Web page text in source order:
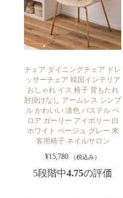
チェア ダイニングチェア ドレ
ッサーチェア 韓国インテリア
おしゃれ イス 椅子 背もたれ
肘掛けなし アームレス シンプ
ル かわいい 淡色 パステル ベ
ロア ガーリー アイボリー 白
ホワイト ベージュ グレー 来
客用椅子 ネイルサロン
¥15,780 （税込み）
5段階中4.75の評価